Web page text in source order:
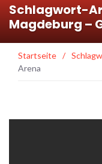
Schlagwort-
Magdeburg –
Startseite /
Arena